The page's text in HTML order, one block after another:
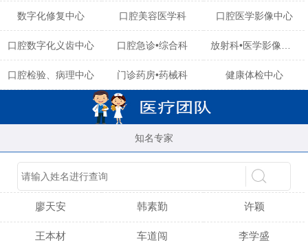
数字化修复中心 口腔美容医学科 口腔医学影像中心
口腔数字化义齿中心 口腔急诊•综合科
口腔检验、病理中心 门诊药房•药械科 健康体检中心
知名专家
陈育玲 吴晓桃
廖天安 韩素勤 许颖
王本材 车道闯 李学盛